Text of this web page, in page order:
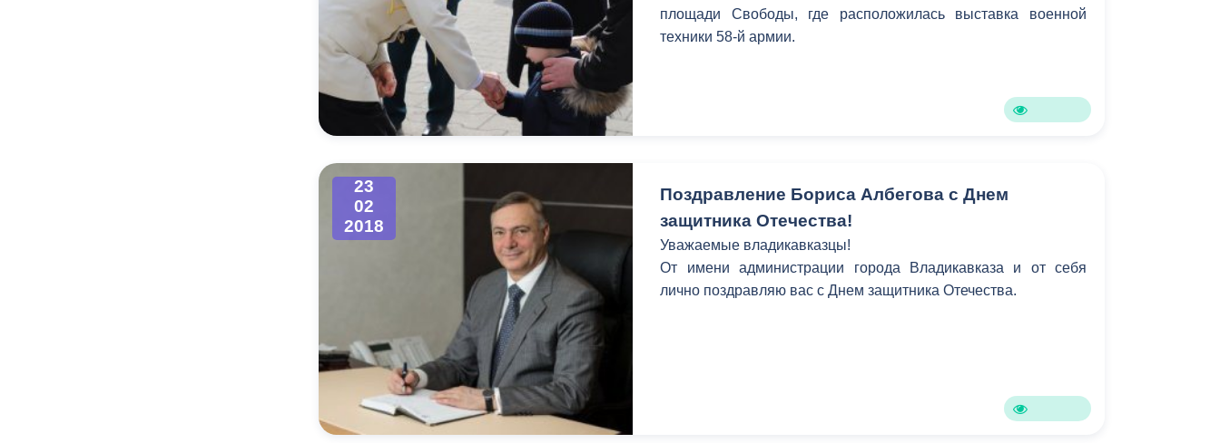
площади Свободы, где расположилась выставка военной
техники 58-й армии.
23
02
2018
Поздравление Бориса Албегова с Днем
защитника Отечества!
Уважаемые владикавказцы!
От имени администрации города Владикавказа и от себя
лично поздравляю вас с Днем защитника Отечества.